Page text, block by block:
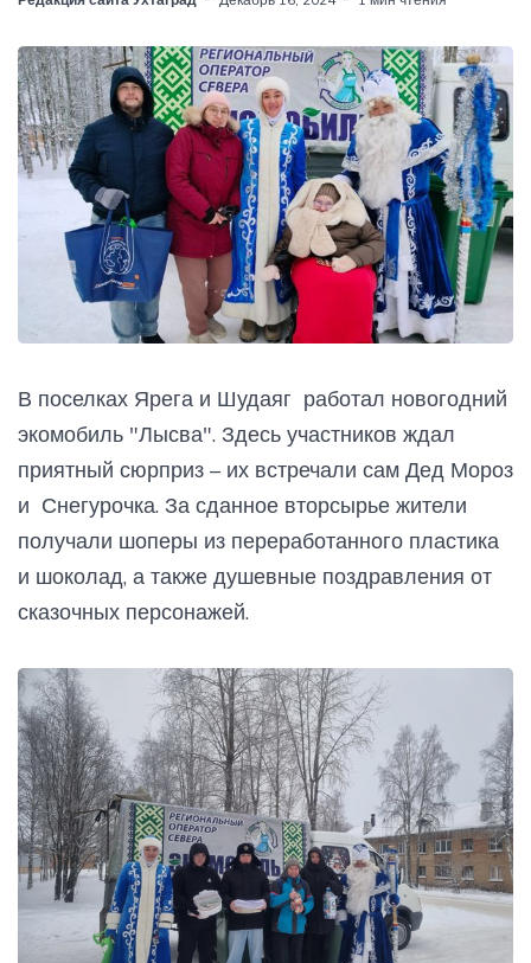
В поселках Ярега и Шудаяг работал новогодний
экомобиль "Лысва". Здесь участников ждал
приятный сюрприз – их встречали сам Дед Мороз
и Снегурочка. За сданное вторсырье жители
получали шоперы из переработанного пластика
и шоколад, а также душевные поздравления от
сказочных персонажей.